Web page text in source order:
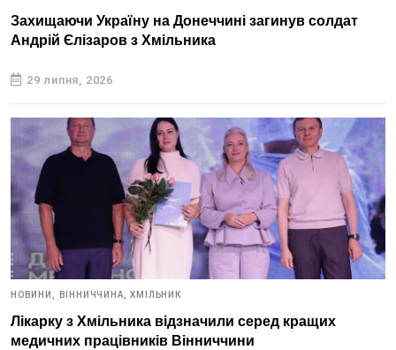
Захищаючи Україну на Донеччині загинув солдат
Андрій Єлізаров з Хмільника
29 липня, 2026
НОВИНИ, ВІННИЧЧИНА, ХМІЛЬНИК
Лікарку з Хмільника відзначили серед кращих
медичних працівників Вінниччини